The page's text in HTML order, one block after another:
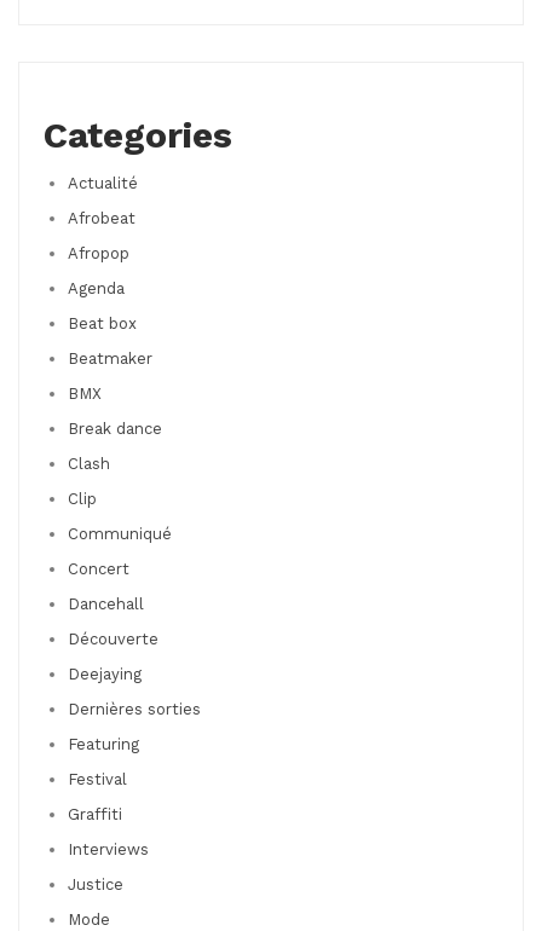
Categories
Actualité
Afrobeat
Afropop
Agenda
Beat box
Beatmaker
BMX
Break dance
Clash
Clip
Communiqué
Concert
Dancehall
Découverte
Deejaying
Dernières sorties
Featuring
Festival
Graffiti
Interviews
Justice
Mode